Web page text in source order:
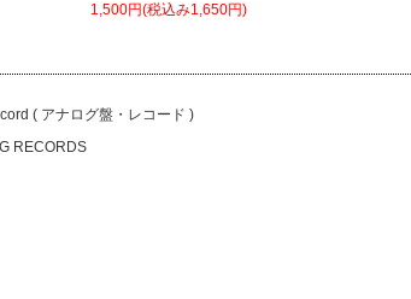
1,500円(税込み1,650円)
( アナログ盤・レコード )
RECORDS